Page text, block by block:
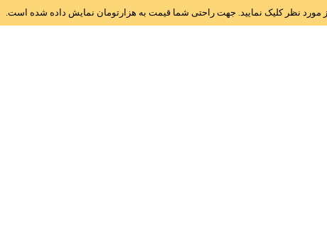
مورد نظر کلیک نمایید. جهت راحتی شما قیمت به هزارتومان نمایش داده شده است.